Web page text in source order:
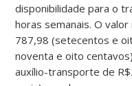
disponibilidade para o
horas semanais. O
787,98 (setecentos e
noventa e oito
auxílio-transporte de